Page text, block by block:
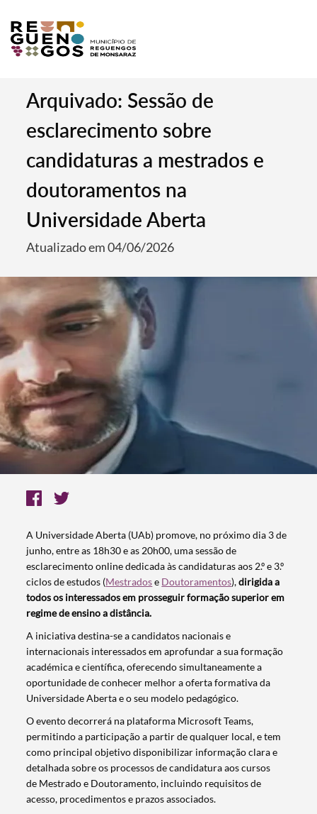
Arquivado: Sessão de
esclarecimento sobre
candidaturas a mestrados e
doutoramentos na
Universidade Aberta
Atualizado em 04/06/2026
A Universidade Aberta (UAb) promove, no próximo dia 3 de
junho, entre as 18h30 e as 20h00, uma sessão de
esclarecimento online dedicada às candidaturas aos 2.º e 3.º
ciclos de estudos (Mestradose Doutoramentos),dirigida a
todos os interessados em prosseguir formação superior em
regime de ensino a distância.
A iniciativa destina-se a candidatos nacionais e
internacionais interessados em aprofundar a sua formação
académica e científica, oferecendo simultaneamente a
oportunidade de conhecer melhor a oferta formativa da
Universidade Aberta e o seu modelo pedagógico.
O evento decorrerá na plataforma Microsoft Teams,
permitindo a participação a partir de qualquer local, e tem
como principal objetivo disponibilizar informação clara e
detalhada sobre os processos de candidatura aos cursos
de Mestrado e Doutoramento, incluindo requisitos de
acesso, procedimentos e prazos associados.